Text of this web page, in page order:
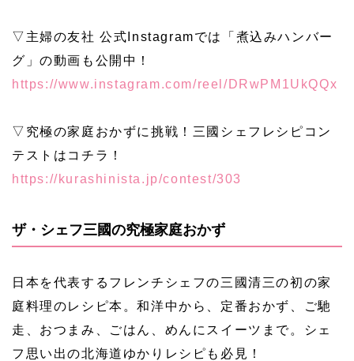
▽主婦の友社 公式Instagramでは「煮込みハンバー
グ」の動画も公開中！
https://www.instagram.com/reel/DRwPM1UkQQx
▽究極の家庭おかずに挑戦！三國シェフレシピコン
テストはコチラ！
https://kurashinista.jp/contest/303
ザ・シェフ三國の究極家庭おかず
日本を代表するフレンチシェフの三國清三の初の家
庭料理のレシピ本。和洋中から、定番おかず、ご馳
走、おつまみ、ごはん、めんにスイーツまで。シェ
フ思い出の北海道ゆかりレシピも必見！